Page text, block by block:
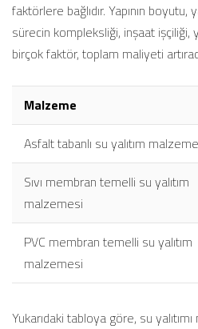
faktörlere bağlıdır. Yapının
sürecin kompleksliği, inşaat
birçok faktör, toplam maliyeti
Malzeme
Asfalt tabanlı su yalıtım
Sıvı membran temelli su yalıtım
malzemesi
PVC membran temelli su yalıtım
malzemesi
Yukarıdaki tabloya göre, su